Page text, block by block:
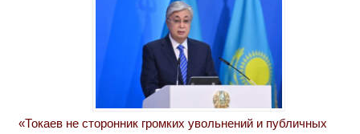
«Токаев не сторонник громких увольнений и публичных